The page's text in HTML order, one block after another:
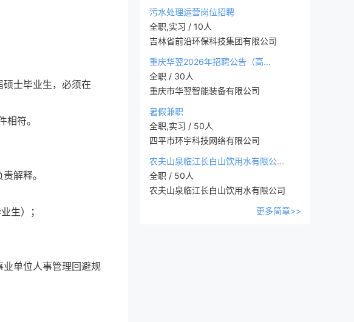
污水处理运营岗位招聘
全职,实习 / 10人
吉林省前沿环保科技集团有限公司
重庆华翌2026年招聘公告（高...
全职 / 30人
重庆市华翌智能装备有限公司
暑假兼职
全职,实习 / 50人
四平市环宇科技网络有限公司
农夫山泉临江长白山饮用水有限公...
全职 / 50人
农夫山泉临江长白山饮用水有限公司
更多简章>>
士毕业生，必须在
符。
解释。
业生）；
单位人事管理回避规